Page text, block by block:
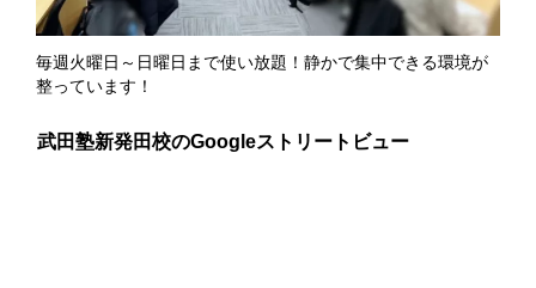
進路についてや学校生活での悩みなどなんでも相談に乗りま
す！
武田塾新発田校のGoogleストリートビュー